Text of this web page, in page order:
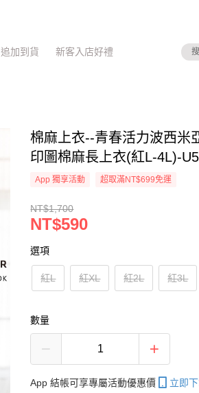
追加到貨 新客入店好禮
棉麻上衣--青春活力波西米
印圖棉麻長上衣(紅L-4L)-
App 獨享活動 超取滿NT$699免運
NT$1,700
NT$590
選項
紅L 紅XL 紅2L 紅3L
數量
App 結帳可享專屬活動優惠價 立即